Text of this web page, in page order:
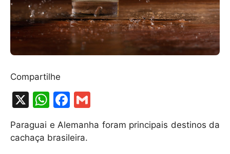
Compartilhe
X
W
at
F
c
m
ai
Paraguai e Alemanha foram principais destinos da
cachaça brasileira.